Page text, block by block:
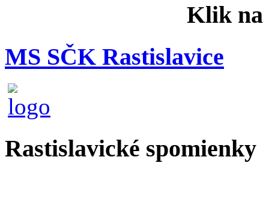
Klik na
MS SČK Rastislavice
Rastislavické spomienky